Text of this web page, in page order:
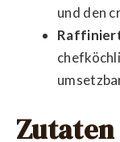
und den